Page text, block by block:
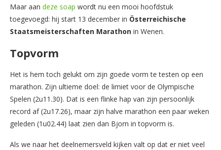
Maar aan deze soap wordt nu een mooi hoofdstuk
toegevoegd: hij start 13 december in Österreichische
Staatsmeisterschaften Marathon in Wenen.
Topvorm
Het is hem toch gelukt om zijn goede vorm te testen op een
marathon. Zijn ultieme doel: de limiet voor de Olympische
Spelen (2u11.30). Dat is een flinke hap van zijn persoonlijk
record af (2u17.26), maar zijn halve marathon een paar weken
geleden (1u02.44) laat zien dan Bjorn in topvorm is.
Als we naar het deelnemersveld kijken valt op dat er niet veel